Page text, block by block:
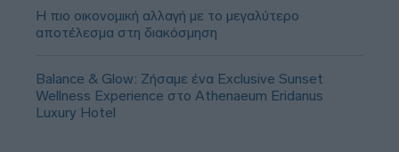
Η πιο οικονομική αλλαγή με το μεγαλύτερο
αποτέλεσμα στη διακόσμηση
Balance & Glow: Ζήσαμε ένα Exclusive Sunset
Wellness Experience στο Athenaeum Eridanus
Luxury Hotel